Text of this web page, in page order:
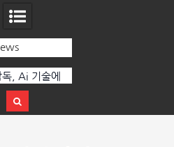
독, Ai 기술에
내려